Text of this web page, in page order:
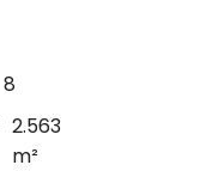
8
2.563
m²